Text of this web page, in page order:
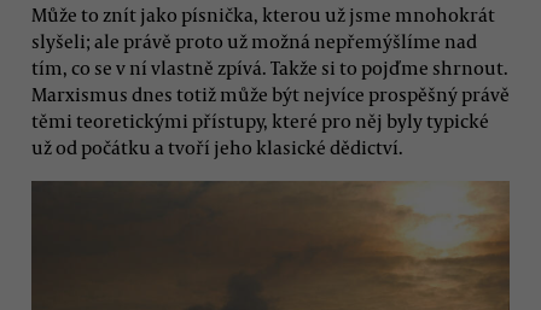
Může to znít jako písnička, kterou už jsme mnohokrát
slyšeli; ale právě proto už možná nepřemýšlíme nad
tím, co se v ní vlastně zpívá. Takže si to pojďme shrnout.
Marxismus dnes totiž může být nejvíce prospěšný právě
těmi teoretickými přístupy, které pro něj byly typické
už od počátku a tvoří jeho klasické dědictví.